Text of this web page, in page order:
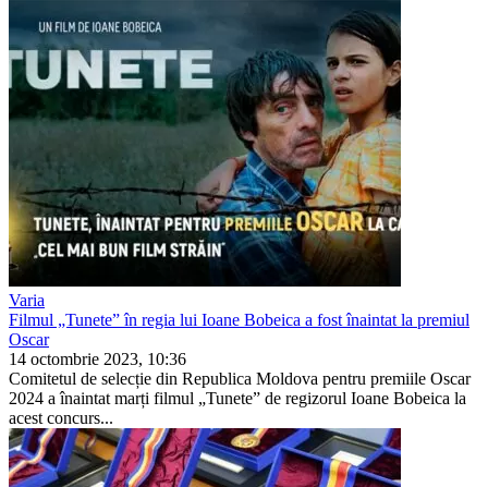
Varia
Filmul „Tunete” în regia lui Ioane Bobeica a fost înaintat la premiul
Oscar
14 octombrie 2023, 10:36
Comitetul de selecție din Republica Moldova pentru premiile Oscar
2024 a înaintat marți filmul „Tunete” de regizorul Ioane Bobeica la
acest concurs...